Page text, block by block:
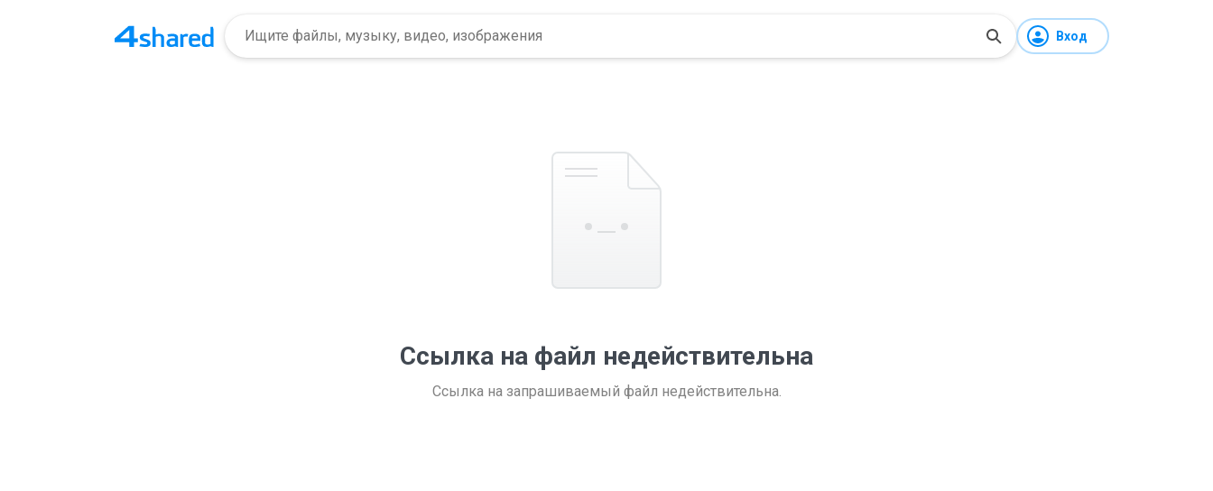
Вход
Ссылка на файл недействительна
Ссылка на запрашиваемый файл недействительна.